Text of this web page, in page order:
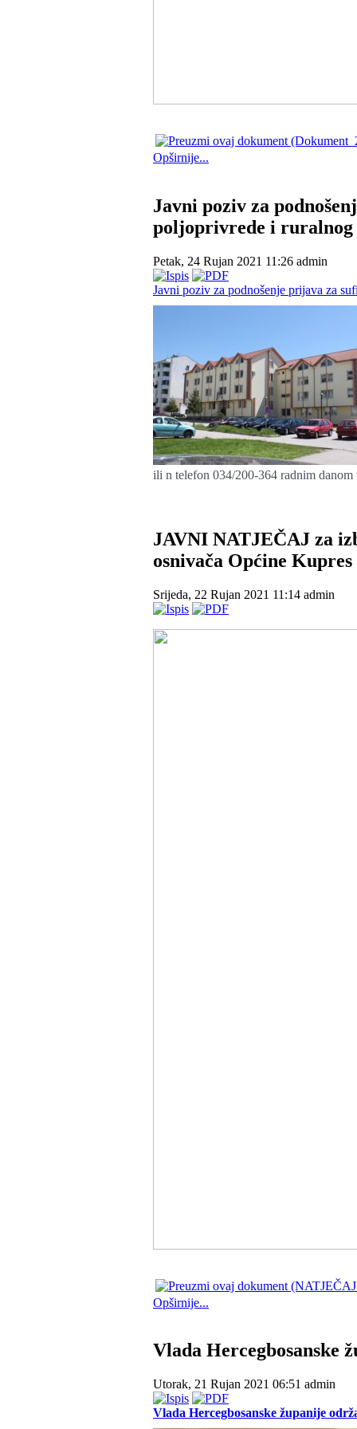
Opširnije...
Javni poziv za
poljoprivrede i ruralnog
Petak, 24 Rujan 2021 11:26 admin
Javni poziv za podnošenje prijava za
ili n telefon 034/200-364 radnim danom
JAVNI NATJEČAJ za
osnivača Općine Kupres
Srijeda, 22 Rujan 2021 11:14 admin
Opširnije...
Vlada Hercegbosanske
Utorak, 21 Rujan 2021 06:51 admin
Vlada Hercegbosanske županije